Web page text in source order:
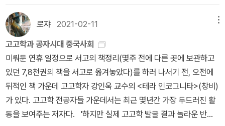
한 사람들이 참여했기 때문일 것이다. 여하튼 이 <공무도하가>는이
후에도 계속 남아서 명실상부 한국을 대표하는 고대가요가 되었다. <
공무도하가>는 1세기 때 채옹의 <금조>에, 4세기 초에 쓰여진 최표
의 <고금주>에 이미 등장한다. 그리고 이후 동아시아 일대에서도 널
리 사랑받았다.==================고고학은 옛사람들의
생활 전반적인것을 복원하는 것으로 목표로 하고 있는데, 맛도 복원
하려는 노력을 하였지만 쉽지는 않다는구나. 토기 등에 남아 있는 찌
꺼기를 통해서 젓갈을 오래 전부터 먹었다던가, 소와돼지를 먹었다는
것 등 일부를 알 수 있다는구나. 2.이 책에서는 고고학이 하는 일뿐만
조로 양반계층이 많아졌고 이들의 고기 수요로 인해 소고기가 부족해
다양한 부위를 먹게 되었다는 것이다. 또 다른 설은 북방민족에서 유
래했다는 설이다. 고문에 따르면 소고기는 사슴고기를 다루는 것과
매우 유사한데 유목민들은 사슴고기를 잡고 처리하며 피부터 뿔까
지 거의 모든 부위를 먹는다. 이들이 고려후기부터 조선에 편입되며
백정계층이 되고 조리법과 처리법을 소에도 적용해서 조리법이 다양
해졌다는게 두번 째 설이다. 우리나라를 비롯한 동아시아는 침술이
매우 발달했다. 침술이 먼저 발달한 곳은 두만강 유역으로 중국에서
길가메시 서사시, 진시황이얻고자 했던 불사약, 나아가서 다양한 영
화들에서 다시 살아나는 사람들은 영생을 꿈꾸는 인간 욕망의 다른이
름이다. 하지만 모두 영생에 실패할 수밖에 없다. 그것이인간의 운명
이다. 대신 영생하고자 하는 인간의 욕망은 무덤을 만들었고,우리는
그를 통하여 삶에 대해 더 배우게 된다. 영원을 향한 인간의 마지막 바
람과 체념이녹아 있는 기념물이 바로 무덤이다.(66)5000년 전 중국
에서 새로운 술이 등장했다. 고고학자들이 좋아해 마지않는 술, 맥주
다. 스탠포드대학교 고고학자 류리는 2016년에 발표한 논문에서 최
신의분석방법으로 중국 최초의 맥주를 발견했다고 밝혔다. 그녀는 섬
로쟈 2021-02-11
고고학과 공자시대 중국사회
미뤄둔 연휴 일정으로 서고의 책정리(몇주 전에 다른 곳에 보관하고
있던 7,8천권의 책을 서고로 옮겨놓았다)를 하러 나서기 전, 오전에
뒤적인 책 가운데 고고학자 강인욱 교수의 <테라 인코그니타>(창비)
가 있다. 고고학 전공자들 가운데서는 최근 몇년간 가장 두드러진 활
동을 보여주는 저자다. '하지만 실제 고고학 발굴 결과 놀라운 반전